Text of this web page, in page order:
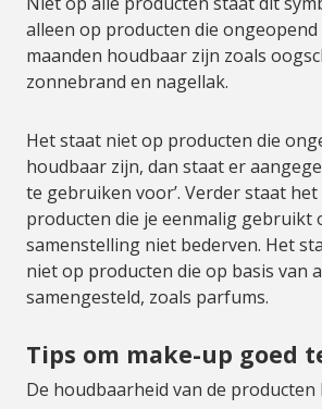
alleen op producten die ongeopend
maanden houdbaar zijn zoals
zonnebrand en nagellak.
Het staat niet op producten die
houdbaar zijn, dan staat er
te gebruiken voor’. Verder staat
producten die je eenmalig gebruikt
samenstelling niet bederven. Het
niet op producten die op basis van
samengesteld, zoals parfums.
Tips om make-up goed
De houdbaarheid van de